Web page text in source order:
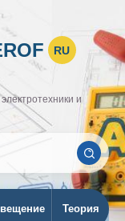
RU
и
Теория